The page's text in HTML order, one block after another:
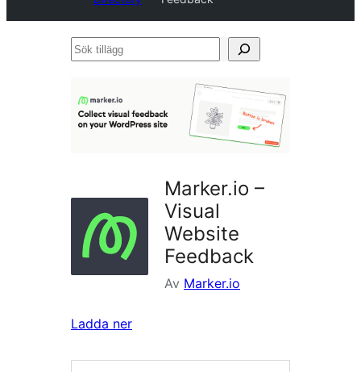
Sök
Marker.io –
Visual
Website
Feedback
Av Marker.io
Ladda ner